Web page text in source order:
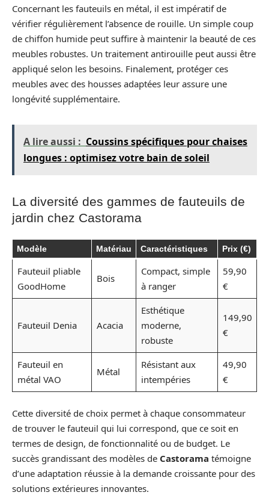
Concernant les fauteuils en métal, il est impératif de
vérifier régulièrement l’absence de rouille. Un simple coup
de chiffon humide peut suffire à maintenir la beauté de ces
meubles robustes. Un traitement antirouille peut aussi être
appliqué selon les besoins. Finalement, protéger ces
meubles avec des housses adaptées leur assure une
longévité supplémentaire.
A lire aussi : Coussins spécifiques pour chaises
longues : optimisez votre bain de soleil
La diversité des gammes de fauteuils de
jardin chez Castorama
Modèle Matériau Caractéristiques Prix (€)
Fauteuil pliable
GoodHome
Bois
Compact, simple
à ranger
59,90
€
Fauteuil Denia Acacia
Esthétique
moderne,
robuste
149,90
€
Fauteuil en
métal VAO
Métal
Résistant aux
intempéries
49,90
€
Cette diversité de choix permet à chaque consommateur
de trouver le fauteuil qui lui correspond, que ce soit en
termes de design, de fonctionnalité ou de budget. Le
succès grandissant des modèles de Castorama témoigne
d’une adaptation réussie à la demande croissante pour des
solutions extérieures innovantes.